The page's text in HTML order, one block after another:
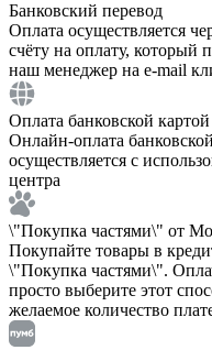
Банковский перевод
Оплата осуществляется
счёту на оплату, который
наш менеджер на e-mail
Оплата банковской
Онлайн-оплата
осуществляется с
центра
\"Покупка частями\" от
Покупайте товары в
\"Покупка частями\".
просто выберите этот
желаемое количество